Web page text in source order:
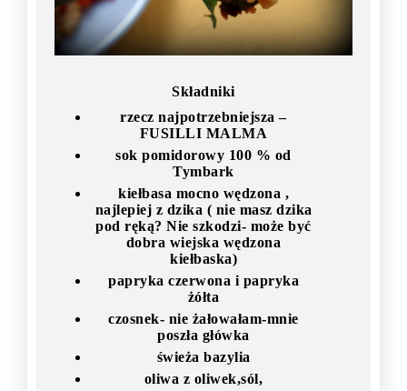
Składniki
rzecz najpotrzebniejsza –
FUSILLI MALMA
sok pomidorowy 100 % od
Tymbark
kiełbasa mocno wędzona ,
najlepiej z dzika ( nie masz dzika
pod ręką? Nie szkodzi- może być
dobra wiejska wędzona
kiełbaska)
papryka czerwona i papryka
żółta
czosnek- nie żałowałam-mnie
poszła główka
świeża bazylia
oliwa z oliwek,sól,